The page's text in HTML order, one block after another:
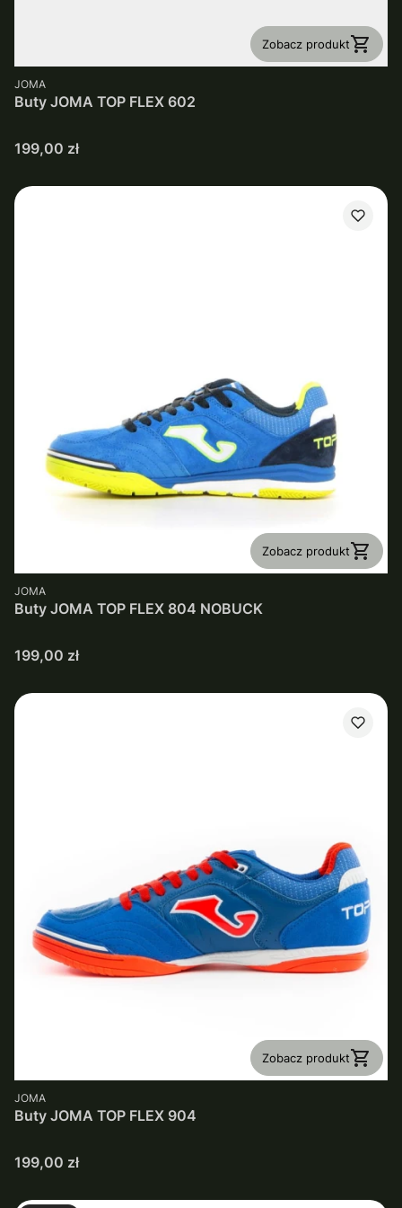
Zobacz produkt
PRODUCENT
JOMA
Buty JOMA TOP FLEX 602
Cena
199,00 zł
Zobacz produkt
PRODUCENT
JOMA
Buty JOMA TOP FLEX 804 NOBUCK
Cena
199,00 zł
Zobacz produkt
PRODUCENT
JOMA
Buty JOMA TOP FLEX 904
Cena
199,00 zł